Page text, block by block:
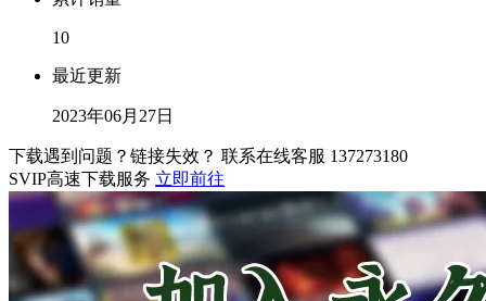
10
最近更新
2023年06月27日
下载遇到问题？链接失效？ 联系在线客服 137273180
SVIP高速下载服务 立即前往